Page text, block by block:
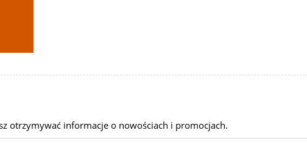
otrzymywać informacje o nowościach i promocjach.